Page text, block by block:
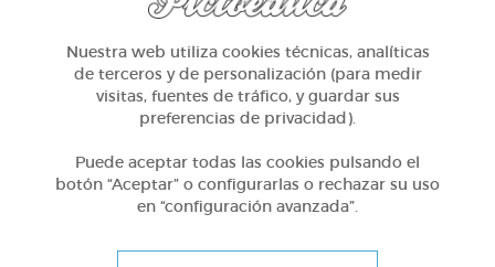
1º Primaria (6-7 años)
Nuestra web utiliza cookies técnicas, analíticas
de terceros y de personalización (para medir
visitas, fuentes de tráfico, y guardar sus
preferencias de privacidad).
Puede aceptar todas las cookies pulsando el
botón “Aceptar” o configurarlas o rechazar su uso
en “configuración avanzada”.